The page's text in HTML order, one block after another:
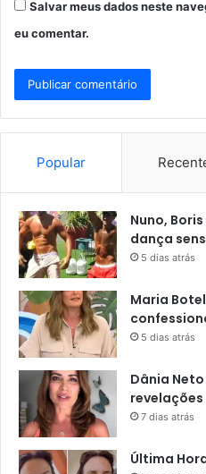
Salvar meus dados neste
eu comentar.
Popular
Nuno,
dança
5 dias atrás
Maria
5 dias atrás
Dânia
revelações
7 dias atrás
Última